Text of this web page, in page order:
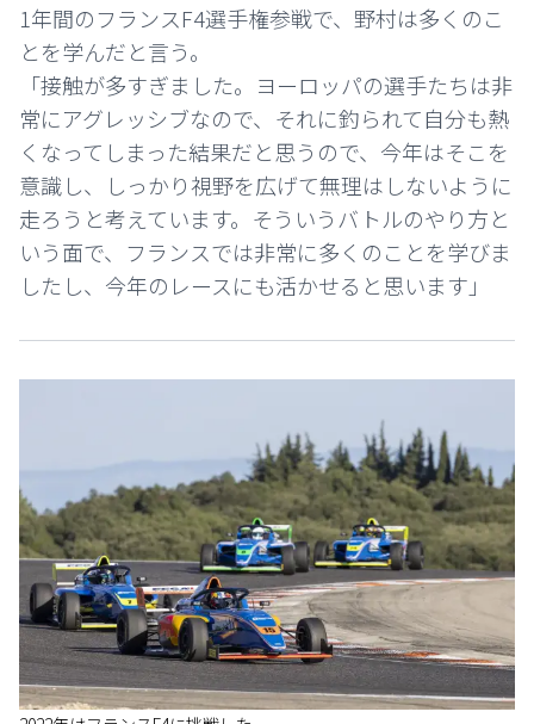
1年間のフランスF4選手権参戦で、野村は多くのこ
とを学んだと言う。
「接触が多すぎました。ヨーロッパの選手たちは非
常にアグレッシブなので、それに釣られて自分も熱
くなってしまった結果だと思うので、今年はそこを
意識し、しっかり視野を広げて無理はしないように
走ろうと考えています。そういうバトルのやり方と
いう面で、フランスでは非常に多くのことを学びま
したし、今年のレースにも活かせると思います」